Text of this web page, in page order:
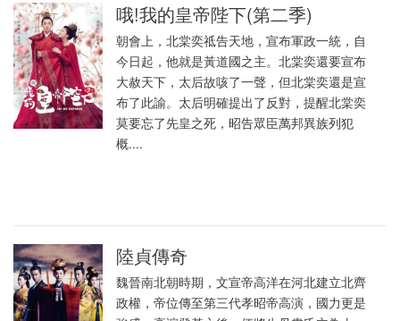
哦!我的皇帝陛下(第二季)
朝會上，北棠奕祗告天地，宣布軍政一統，自
今日起，他就是黃道國之主。北棠奕還要宣布
大赦天下，太后故咳了一聲，但北棠奕還是宣
布了此諭。太后明確提出了反對，提醒北棠奕
莫要忘了先皇之死，昭告眾臣萬邦異族列犯
概....
陸貞傳奇
魏晉南北朝時期，文宣帝高洋在河北建立北齊
政權，帝位傳至第三代孝昭帝高演，國力更是